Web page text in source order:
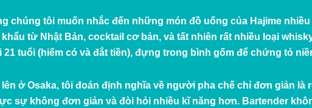
chúng tôi muốn nhắc đến những món đồ uống của Hajime
khẩu từ Nhật Bản, cocktail cơ bản, và tất nhiên rất nhiều loại
21 tuổi (hiếm có và đắt tiền), đựng trong bình gốm để chứng tỏ
lên ở Osaka, tôi đoán định nghĩa về người pha chế chỉ đơn giản
sự không đơn giản và đòi hỏi nhiều kĩ năng hơn. Bartender